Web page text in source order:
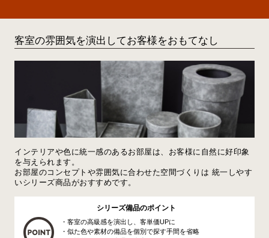
客室の雰囲気を演出してお客様をおもてなし
インテリアや色に統一感のあるお部屋は、お客様に自然に好印象
を与えられます。
お部屋のコンセプトや雰囲気に合わせた空間づくりは 統一しやす
いシリーズ商品がおすすめです。
シリーズ備品のポイント
・客室の高級感を演出し、客単価UPに
・似た色や素材の備品を個別で探す手間を省略